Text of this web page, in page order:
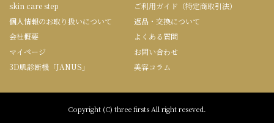
skin care step
ご利用ガイド（特定商取引法）
個人情報のお取り扱いについて
返品・交換について
会社概要
よくある質問
マイページ
お問い合わせ
3D肌診断機「JANUS」
美容コラム
Copyright (C) three firsts All right reseved.